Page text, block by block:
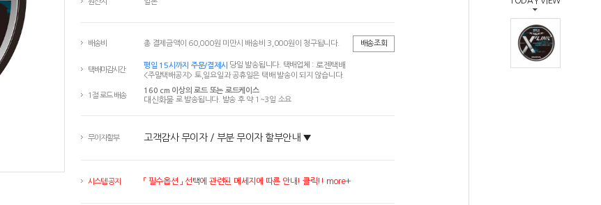
원산지 일본
배송비 총 결제금액이 60,000원 미만시 배송비 3,000원이 청구됩니다. 배송조회
택배마감시간
평일 15시까지 주문/결제시 당일 발송됩니다. 택배업체 : 로젠택배
<주말택배공지> 토,일요일과 공휴일은 택배 발송이 되지 않습니다.
1절 로드 배송
160 cm 이상의 로드 또는 로드케이스
대신화물 로 발송됩니다. 발송 후 약 1~3일 소요
무이자할부 고객감사 무이자 / 부분 무이자 할부안내 ▼
시스템 공지 「 필수옵션 」 선택에 관련된 메세지에 따른 안내! 클릭!! more+